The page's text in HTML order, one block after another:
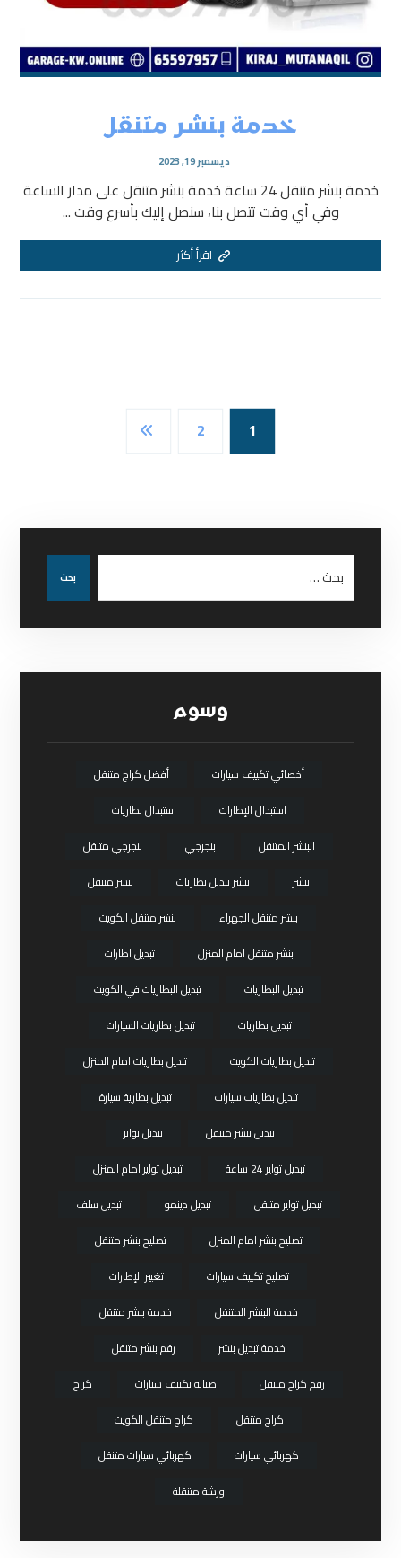
خدمة بنشر متنقل
ديسمبر 19, 2023
خدمة بنشر متنقل 24 ساعة خدمة بنشر متنقل على مدار الساعة
وفي أي وقت تتصل بنا، سنصل إليك بأسرع وقت ...
اقرأ أكثر
1
2
بحث
وسوم
أخصائي تكييف سيارات
أفضل كراج متنقل
استبدال الإطارات
استبدال بطاريات
البنشر المتنقل
بنجرجي
بنجرجي متنقل
بنشر
بنشر تبديل بطاريات
بنشر متنقل
بنشر متنقل الجهراء
بنشر متنقل الكويت
بنشر متنقل امام المنزل
تبديل اطارات
تبديل البطاريات
تبديل البطاريات في الكويت
تبديل بطاريات
تبديل بطاريات السيارات
تبديل بطاريات الكويت
تبديل بطاريات امام المنزل
تبديل بطاريات سيارات
تبديل بطارية سيارة
تبديل بنشر متنقل
تبديل تواير
تبديل تواير 24 ساعة
تبديل تواير امام المنزل
تبديل تواير متنقل
تبديل دينمو
تبديل سلف
تصليح بنشر امام المنزل
تصليح بنشر متنقل
تصليح تكييف سيارات
تغيير الإطارات
خدمة البنشر المتنقل
خدمة بنشر متنقل
خدمة تبديل بنشر
رقم بنشر متنقل
رقم كراج متنقل
صيانة تكييف سيارات
كراج
كراج متنقل
كراج متنقل الكويت
كهربائي سيارات
كهربائي سيارات متنقل
ورشة متنقلة